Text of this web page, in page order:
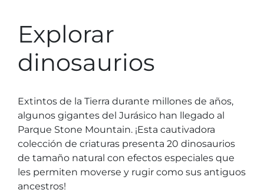
Atracciones
Recreación y golf
Festivales y eventos
Espectáculo de láser
Historia y Naturaleza
Comida
Estacionamiento
Espectáculo de luz
CAER
juegos de la montaña
Festival de nativos americanos y Pow Wow
INVIERNO
Navidad en la Montaña de Piedra
Atlanta Evergreen Lakeside Resort
MÁS INFORMACIÓN
Información requerida
Explorar
dinosaurios
Extintos de la Tierra durante millones de años,
algunos gigantes del Jurásico han llegado al
Parque Stone Mountain. ¡Esta cautivadora
colección de criaturas presenta 20 dinosaurios
de tamaño natural con efectos especiales que
les permiten moverse y rugir como sus antiguos
ancestros!